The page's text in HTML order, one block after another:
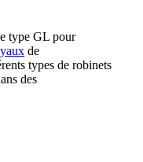
type GL pour
de
types de robinets
des